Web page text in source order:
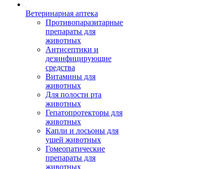
Ветеринарная аптека
Противопаразитарные
препараты для
животных
Антисептики и
дезинфицирующие
средства
Витамины для
животных
Для полости рта
животных
Гепатопротекторы для
животных
Капли и лосьоны для
ушей животных
Гомеопатические
препараты для
животных